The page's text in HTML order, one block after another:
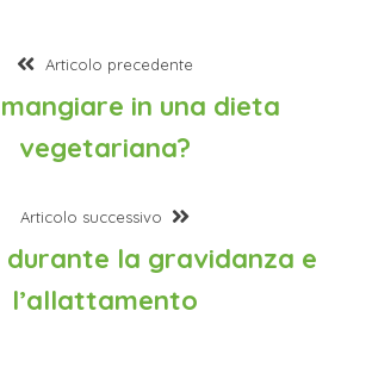
Articolo precedente
in una dieta
vegetariana?
Articolo successivo
durante la gravidanza e
l’allattamento